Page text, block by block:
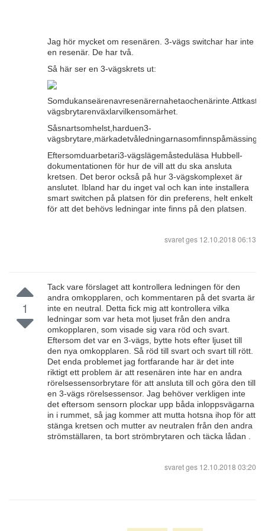
Jag hör mycket om resenären. 3-vägs switchar har inte
en resenär. De har två.
Så här ser en 3-vägskrets ut:
vägsbrytarenväxlarvilkensomärhet.
Såsnartsomhelst,harduen3-
Eftersomduarbetari3-vägslägemåsteduläsa Hubbell-
dokumentationen för hur de vill att du ska ansluta
kretsen. Det beror också på hur 3-vägskomplexet är
anslutet. Ibland har du inget val och kan inte installera
smart switchen på platsen för din preferens, helt enkelt
för att det behövs ledningar inte finns på den platsen.
svaret ges 12.10.2018 06:13
1
Tack vare förslaget att kontrollera ledningen för den
andra omkopplaren, och kommentaren på det svarta är
inte en neutral. Detta fick mig att kontrollera vilka
ledningar som var heta mot ljuset från den andra
omkopplaren, som visade sig vara röd och svart.
Eftersom det var en 3-vägs, bytte hots efter ljuset till
den nya omkopplaren. Så röd till svart och svart till rött.
Det enda problemet jag fortfarande har är det inte
riktigt ett problem är att resenären inte har en andra
rörelsessensorbrytare för att ansluta till och göra den till
en 3-vägs rörelsessensor. Jag behöver verkligen inte
det eftersom sensorn plockar upp båda inloppsvägarna
in i rummet, så jag kommer att mutta hotsna ihop för att
stänga kretsen och mutter av neutralen från den andra
strömställaren, ta bort strömbrytaren och täcka lådan .
svaret ges 12.10.2018 03:20